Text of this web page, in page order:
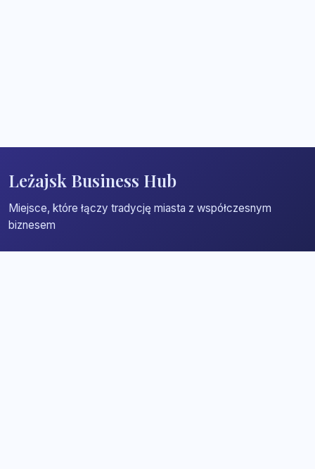
Leżajsk Business Hub
Miejsce, które łączy tradycję miasta z współczesnym
biznesem